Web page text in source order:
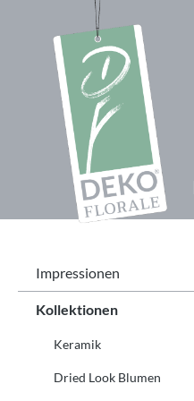
Zur
Impressionen
Kollektionen
Keramik
Dried Look Blumen